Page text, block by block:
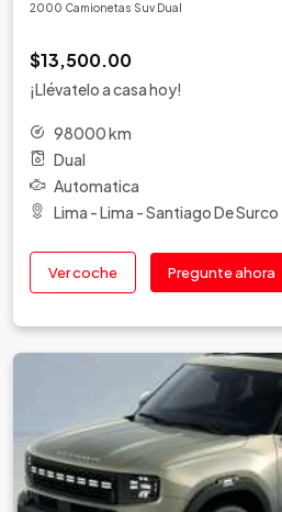
2000 Camionetas Suv Dual
$13,500.00
¡Llévatelo a casa hoy!
98000 km
Dual
Automatica
Lima - Lima - Santiago De Surco
Ver coche Pregunte ahora